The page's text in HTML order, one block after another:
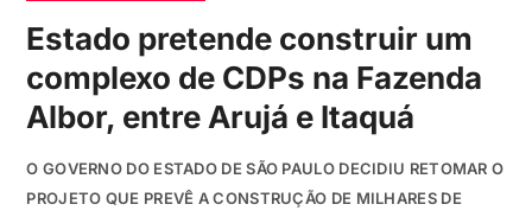
Estado pretende construir um
complexo de CDPs na Fazenda
Albor, entre Arujá e Itaquá
O GOVERNO DO ESTADO DE SÃO PAULO DECIDIU RETOMAR O
PROJETO QUE PREVÊ A CONSTRUÇÃO DE MILHARES DE